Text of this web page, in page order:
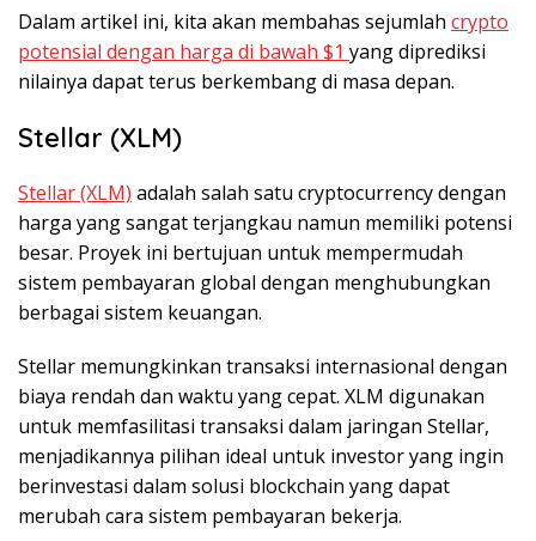
Dalam artikel ini, kita akan membahas sejumlah crypto
potensial dengan harga di bawah $1 yang diprediksi
nilainya dapat terus berkembang di masa depan.
Stellar (XLM)
Stellar (XLM) adalah salah satu cryptocurrency dengan
harga yang sangat terjangkau namun memiliki potensi
besar. Proyek ini bertujuan untuk mempermudah
sistem pembayaran global dengan menghubungkan
berbagai sistem keuangan.
Stellar memungkinkan transaksi internasional dengan
biaya rendah dan waktu yang cepat. XLM digunakan
untuk memfasilitasi transaksi dalam jaringan Stellar,
menjadikannya pilihan ideal untuk investor yang ingin
berinvestasi dalam solusi blockchain yang dapat
merubah cara sistem pembayaran bekerja.